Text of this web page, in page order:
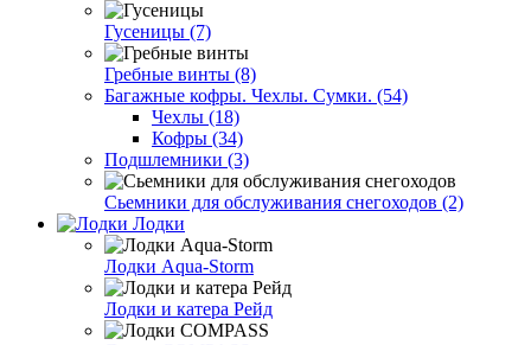
Гусеницы (7)
Гребные винты (8)
Багажные кофры. Чехлы. Сумки. (54)
Чехлы (18)
Кофры (34)
Подшлемники (3)
Сьемники для обслуживания снегоходов (2)
Лодки
Лодки Aqua-Storm
Лодки и катера Рейд